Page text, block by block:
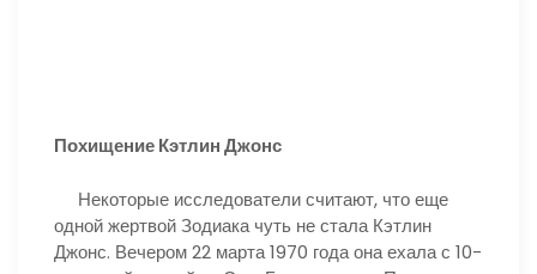
Похищение Кэтлин Джонс
Некоторые исследователи считают, что еще
одной жертвой Зодиака чуть не стала Кэтлин
Джонс. Вечером 22 марта 1970 года она ехала с 10-